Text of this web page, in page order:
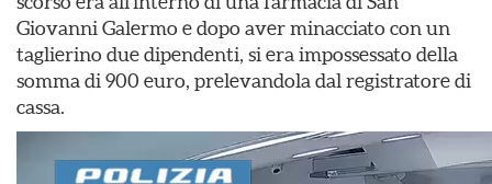
Giovanni Galermo e dopo aver minacciato con un
taglierino due dipendenti, si era impossessato della
somma di 900 euro, prelevandola dal registratore di
cassa.